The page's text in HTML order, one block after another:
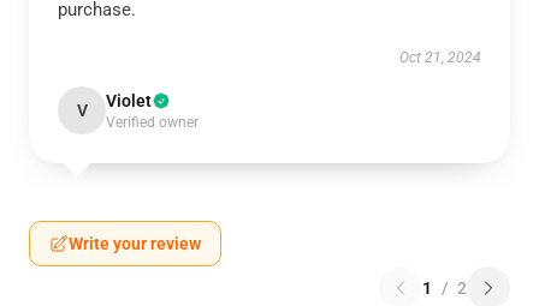
purchase.
Oct 21, 2024
V Violet
Verified owner
Write your review
1 / 2